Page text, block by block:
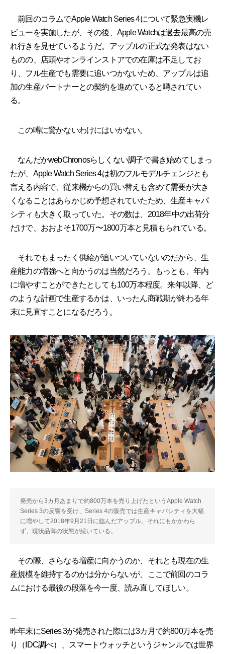
前回のコラムでApple Watch Series 4について緊急実機レ
ビューを実施したが、その後、Apple Watchは過去最高の売
れ行きを見せているようだ。アップルの正式な発表はない
ものの、店頭やオンラインストアでの在庫は不足してお
り、フル生産でも需要に追いつかないため、アップルは追
加の生産パートナーとの契約を進めていると噂されてい
る。
この噂に驚かないわけにはいかない。
なんだかwebChronosらしくない調子で書き始めてしまっ
たが、Apple Watch Series 4は初のフルモデルチェンジとも
言える内容で、従来機からの買い替えも含めて需要が大き
くなることはあらかじめ予想されていたため、生産キャパ
シティも大きく取っていた。その数は、2018年中の出荷分
だけで、おおよそ1700万〜1800万本と見積もられている。
それでもまったく供給が追いついていないのだから、生
産能力の増強へと向かうのは当然だろう。もっとも、年内
に増やすことができたとしても100万本程度。来年以降、ど
のような計画で生産するかは、いったん商戦期が終わる年
末に見直すことになるだろう。
発売から3カ月あまりで約800万本を売り上げたというApple Watch
Series 3の反響を受け、Series 4の販売では生産キャパシティを大幅
に増やして2018年9月21日に臨んだアップル。それにもかかわら
ず、現状品薄の状態が続いている。
その際、さらなる増産に向かうのか、それとも現在の生
産規模を維持するのかは分からないが、ここで前回のコラ
ムにおける最後の段落を今一度、読み直してほしい。
---
昨年末にSeries 3が発売された際には3カ月で約800万本を売
り（IDC調べ）、スマートウォッチというジャンルでは世界